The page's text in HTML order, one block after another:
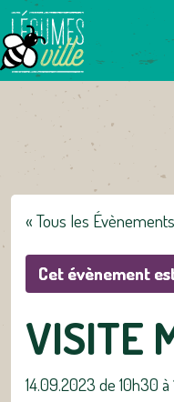
Skip
to
content
« Tous les Évènements
Cet évènement
VISITE
14.09.2023 de 10h30 à